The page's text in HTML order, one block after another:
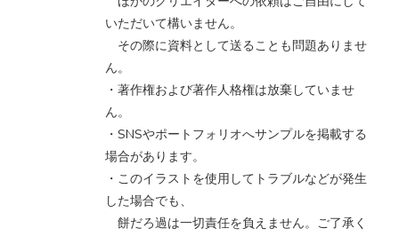
いただいて構いません。
その際に資料として送ることも問題ありませ
ん。
・著作権および著作人格権は放棄していませ
ん。
・SNSやポートフォリオへサンプルを掲載する
場合があります。
・このイラストを使用してトラブルなどが発生
した場合でも、
餅だろ過は一切責任を負えません。ご了承く